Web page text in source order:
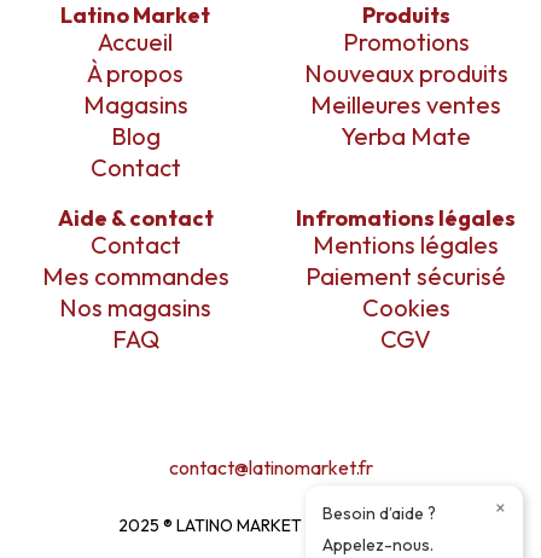
Latino Market
Accueil
À propos
Magasins
Blog
Contact
Produits
Promotions
Nouveaux produits
Meilleures ventes
Yerba Mate
Aide & contact
Contact
Mes commandes
Nos magasins
FAQ
Infromations légales
Mentions légales
Paiement sécurisé
Cookies
CGV
contact@latinomarket.fr
2025 ® LATINO MARKET ı DESIGN BYEM
Besoin d’aide ?
Appelez-nous.
×